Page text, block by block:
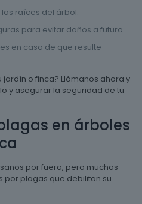
raíces del árbol.
para evitar daños a futuro.
en caso de que resulte
o finca? Llámanos ahora y
y asegurar la seguridad de tu
en árboles
por fuera, pero muchas
plagas que debilitan su